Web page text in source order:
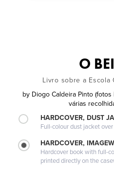
O
Livro sobre a Escola
by Diogo Caldeira Pinto (fotos
várias
HARDCOVER, DUST
Full-colour dust jacket
HARDCOVER,
Hardcover book with full-
printed directly on the